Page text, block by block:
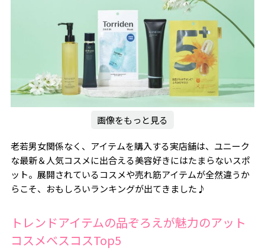
画像をもっと見る
老若男女関係なく、アイテムを購入する実店舗は、ユニーク
な最新＆人気コスメに出合える美容好きにはたまらないスポ
ット。展開されているコスメや売れ筋アイテムが全然違うか
らこそ、おもしろいランキングが出てきました♪
トレンドアイテムの品ぞろえが魅力のアット
コスメベスコスTop5